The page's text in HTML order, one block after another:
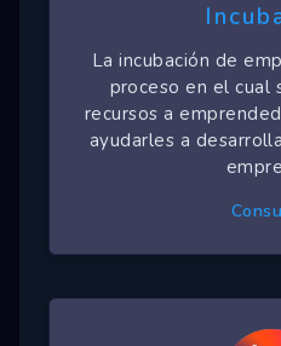
La incubación de
proceso en el cual
recursos a
ayudarles a